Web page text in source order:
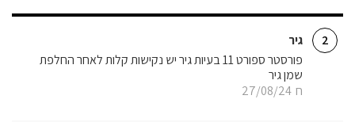
2 גיר
ח 27/08/24
פורסטר ספורט 11 בעיות גיר יש נקישות קלות לאחר החלפת
שמן גיר